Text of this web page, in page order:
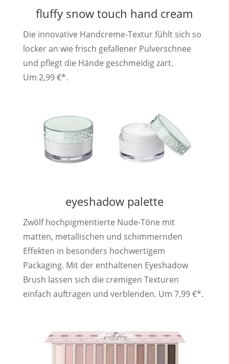
fluffy snow touch hand cream
Die innovative Handcreme-Textur fühlt sich so
locker an wie frisch gefallener Pulverschnee
und pflegt die Hände geschmeidig zart.
Um 2,99 €*.
eyeshadow palette
Zwölf hochpigmentierte Nude-Töne mit
matten, metallischen und schimmernden
Effekten in besonders hochwertigem
Packaging. Mit der enthaltenen Eyeshadow
Brush lassen sich die cremigen Texturen
einfach auftragen und verblenden. Um 7,99 €*.